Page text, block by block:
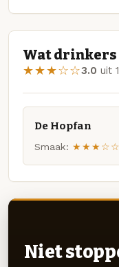
Wat drinkers
★★★☆☆3.0 uit
De Hopfan
Smaak: ★★★☆☆
Niet